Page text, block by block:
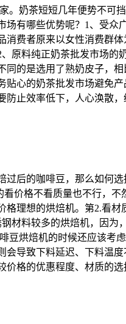
。奶茶短短几年便势不可
有哪些优势呢？1、受众
费者原来以女性消费群
原料纯正奶茶批发市场的
的是选用了熟奶皮子，
心的奶茶批发市场避免
止效率低下，人心涣散
过后的咖啡豆，那么如何
价格不看质量也不行，不
理想的烘焙机。第2.看材
材料较多的烘焙机，因为
烘焙机‍的时候还应该考虑
导致下料延迟、下料温度
格的优惠程度、材质的选